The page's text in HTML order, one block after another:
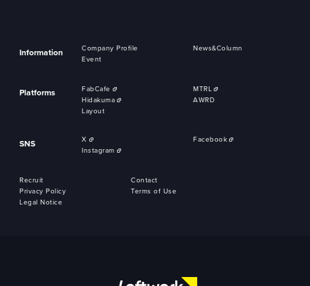
Information Company Profile
News&Column
Event
Platforms FabCafe
MTRL
Hidakuma
AWRD
Layout
SNS X
Facebook
Instagram
Recruit
Contact
Privacy Policy
Terms of Use
Legal Notice